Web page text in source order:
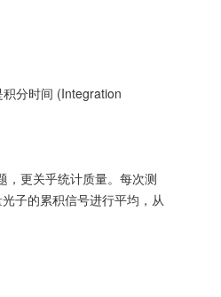
分时间 (Integration
，更关乎统计质量。每次测
子的累积信号进行平均，从